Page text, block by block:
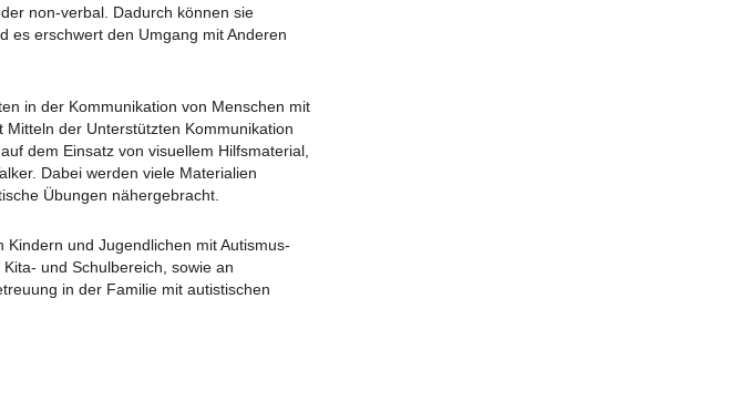
non-verbal. Dadurch können sie
es erschwert den Umgang mit Anderen
in der Kommunikation von Menschen mit
der Unterstützten Kommunikation
dem Einsatz von visuellem Hilfsmaterial,
Dabei werden viele Materialien
Übungen nähergebracht.
und Jugendlichen mit Autismus-
und Schulbereich, sowie an
in der Familie mit autistischen